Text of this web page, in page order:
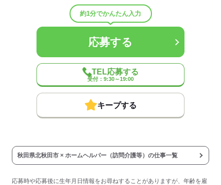
◆車通勤可（無料駐車場あり）
◆給与前払い制度あり（稼働分・規定あり）
◆定年制度あり：65歳（再雇用制度あり／70歳まで勤務可能）
◆給与前払い制度
実際に勤務した分の給与を、給料日前に受け取ることができる制度
※未勤務分の給与を受け取る前借り制度ではありません。
※入社翌月の第5営業日より利用可能です。
※利用条件の詳細は社内規定によります。
※雇用形態・給与は同条件
※処遇改善手当（支給対象の場合）は試用期間中（3ヶ月）は支給な
時間外労働：採用までに明示
約1分でかんたん入力
応募する
TEL応募する
受付：9:30～19:00
キープする
秋田県北秋田市 × ホームヘルパー（訪問介護等）の仕事一覧
応募時や応募後に生年月日情報をお尋ねすることがありますが、年齢を雇